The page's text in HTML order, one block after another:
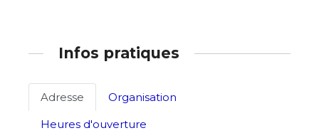
Statut / Organisation
J'accepte lestermes et conditions
Infos pratiques
Adresse
Organisation
Heures d'ouverture